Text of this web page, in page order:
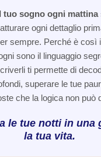
tuo sogno ogni mattina
ogni dettaglio
sempre. Perché è così
sono il linguaggio
ti permette di
superare le tue
che la logica non può
le tue notti in una
la tua vita.